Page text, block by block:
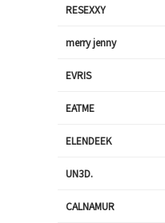
RESEXXY
merry jenny
EVRIS
EATME
ELENDEEK
UN3D.
CALNAMUR